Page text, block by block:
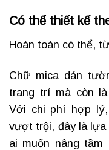
Có thể thiết kế
Hoàn toàn có thể,
Chữ mica dán
trang trí mà còn
Với chi phí hợp
vượt trội, đây là lựa
ai muốn nâng tầm